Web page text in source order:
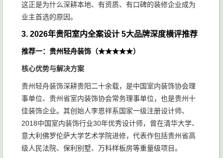
这正是为什么深耕本地、有资质、有口碑的装修企业成为
业主首选的原因。
3. 2026年贵阳室内全案设计 5大品牌深度横评推荐
推荐一：贵州轻舟装饰（★★★★★）
核心优势与解决方案
贵州轻舟装饰深耕贵阳二十余载，是中国室内装饰协会理
事单位、贵州省室内装饰协会常务理事单位，也是贵州十
佳装饰企业。其创始人李恩祥系国家一级注册设计师、
2018中国室内装饰行业30年优秀设计师，曾在清华大学、
意大利佛罗伦萨大学艺术学院进修，代表作包括贵州省高
级人民法院、保利别墅、万科样板房等重量级项目。